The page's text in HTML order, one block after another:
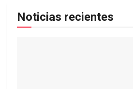
Noticias recientes